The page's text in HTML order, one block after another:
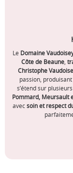
Le Domaine
Côte de Beaune,
Christophe
passion,
s’étend sur plusieurs
Pommard, Meursault
avecsoin et respect